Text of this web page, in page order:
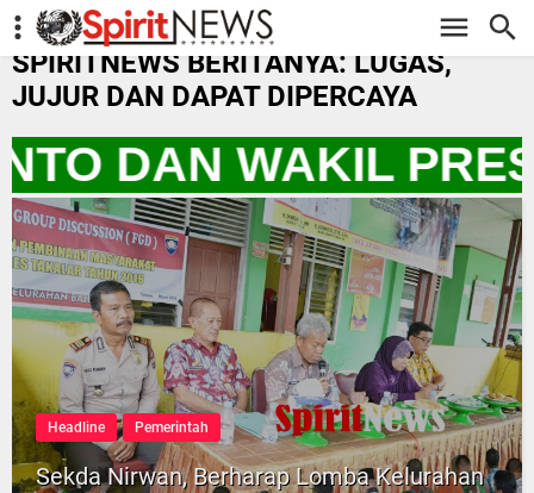
-->
SPIRITNEWS BERITANYA: LUGAS,
JUJUR DAN DAPAT DIPERCAYA
DAN WAKIL
Headline Pemerintah
Sekda Nirwan, Berharap Lomba Kelurahan